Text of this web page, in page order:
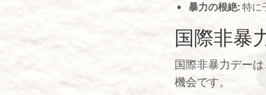
暴力の根絶: 特に
国際非暴
国際非暴力デー
機会です。